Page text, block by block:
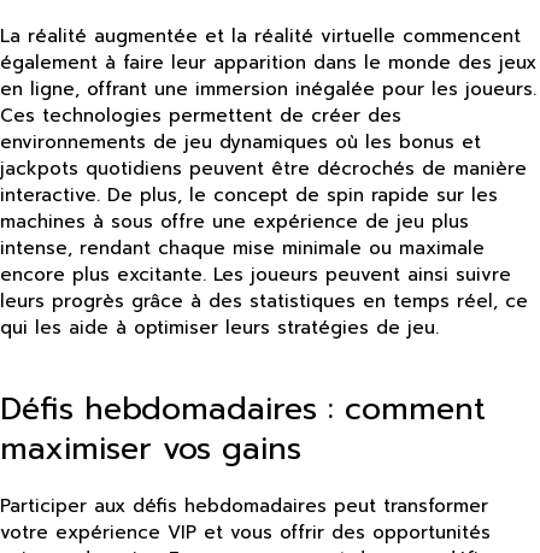
La réalité augmentée et la réalité virtuelle commencent
également à faire leur apparition dans le monde des jeux
en ligne, offrant une immersion inégalée pour les joueurs.
Ces technologies permettent de créer des
environnements de jeu dynamiques où les bonus et
jackpots quotidiens peuvent être décrochés de manière
interactive. De plus, le concept de spin rapide sur les
machines à sous offre une expérience de jeu plus
intense, rendant chaque mise minimale ou maximale
encore plus excitante. Les joueurs peuvent ainsi suivre
leurs progrès grâce à des statistiques en temps réel, ce
qui les aide à optimiser leurs stratégies de jeu.
Défis hebdomadaires : comment
maximiser vos gains
Participer aux défis hebdomadaires peut transformer
votre expérience VIP et vous offrir des opportunités